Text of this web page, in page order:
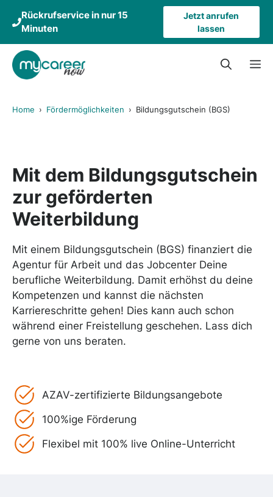
Inhalt
Rückrufservice in nur 15
Minuten
Jetzt anrufen
lassen
Home › Fördermöglichkeiten › Bildungsgutschein (BGS)
Mit dem Bildungsgutschein
zur geförderten
Weiterbildung
Mit einem Bildungsgutschein (BGS) finanziert die
Agentur für Arbeit und das Jobcenter Deine
berufliche Weiterbildung. Damit erhöhst du deine
Kompetenzen und kannst die nächsten
Karriereschritte gehen! Dies kann auch schon
während einer Freistellung geschehen. Lass dich
gerne von uns beraten.
AZAV-zertifizierte Bildungsangebote
100%ige Förderung
Flexibel mit 100% live Online-Unterricht